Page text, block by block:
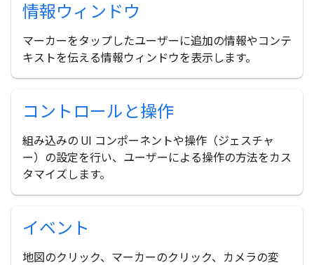
情報ウィンドウ
マーカーをタップしたユーザーに追加の情報やコンテ
キストを伝える情報ウィンドウを表示します。
コントロールと操作
組み込みの UI コンポーネントや操作（ジェスチャ
ー）の設定を行い、ユーザーによる操作の方法をカス
タマイズします。
イベント
地図のクリック、マーカーのクリック、カメラの変